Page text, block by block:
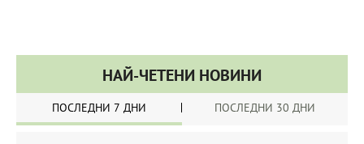
НАЙ-ЧЕТЕНИ НОВИНИ
ПОСЛЕДНИ 7 ДНИ ПОСЛЕДНИ 30 ДНИ